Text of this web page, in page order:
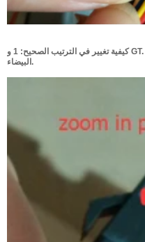
كيفية تغيير في الترتيب الصحيح: 1 و GT. محطات بلطف وبهدوء الصحافة السوداء أو
البيضاء.